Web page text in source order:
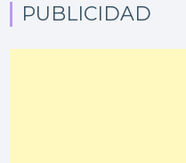
PUBLICIDAD